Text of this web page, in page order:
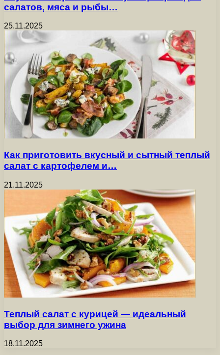
салатов, мяса и рыбы…
25.11.2025
Как приготовить вкусный и сытный теплый
салат с картофелем и…
21.11.2025
Теплый салат с курицей — идеальный
выбор для зимнего ужина
18.11.2025